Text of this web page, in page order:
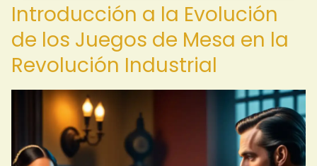
Introducción a la Evolución
de los Juegos de Mesa en la
Revolución Industrial